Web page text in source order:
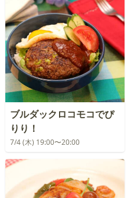
ブルダックロコモコでぴ
りり！
7/4 (木) 19:00〜20:00